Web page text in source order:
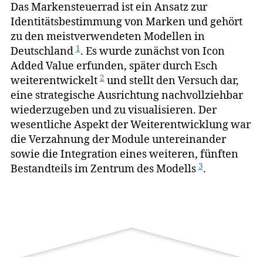
Das Markensteuerrad ist ein Ansatz zur
Identitätsbestimmung von Marken und gehört
zu den meistverwendeten Modellen in
Deutschland1. Es wurde zunächst von Icon
Added Value erfunden, später durch Esch
weiterentwickelt2und stellt den Versuch dar,
eine strategische Ausrichtung nachvollziehbar
wiederzugeben und zu visualisieren. Der
wesentliche Aspekt der Weiterentwicklung war
die Verzahnung der Module untereinander
sowie die Integration eines weiteren, fünften
Bestandteils im Zentrum des Modells3.